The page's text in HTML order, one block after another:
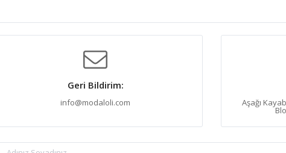
Geri Bildirim:
info@modaloli.com Aşağı